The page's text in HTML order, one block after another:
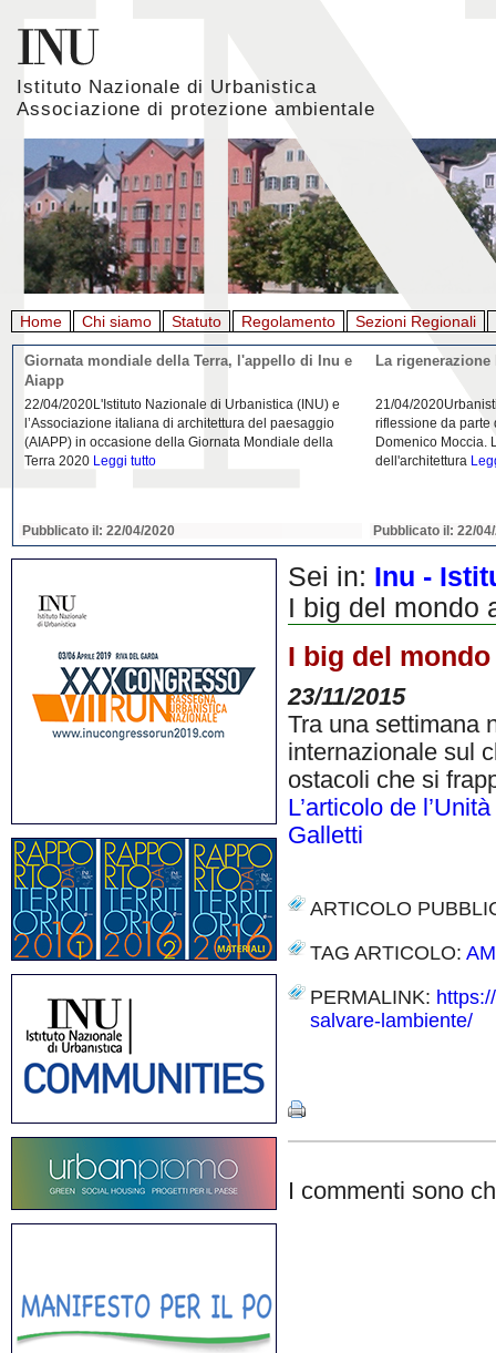
Istituto Nazionale di Urbanistica
Associazione di protezione ambientale
Home Chi siamo Statuto Regolamento Sezioni Regionali
Giornata mondiale della Terra, l'appello di Inu e
Aiapp
22/04/2020L'Istituto Nazionale di Urbanistica (INU) e
l’Associazione italiana di architettura del paesaggio
(AIAPP) in occasione della Giornata Mondiale della
Terra 2020 Leggi tutto
Pubblicato il: 22/04/2020
La
21/04/
riflessione da parte
Domenico Moccia.
dell'architettura
Pubblicato il: 22/
Sei in: Inu -
I big del mondo
I big del
23/11/2015
Tra una settimana
internazionale sul
ostacoli che si
L’articolo de l’Unità
Galletti
ARTICOLO
TAG ARTICOLO:
PERMALINK:
salvare-lambiente/
I commenti sono